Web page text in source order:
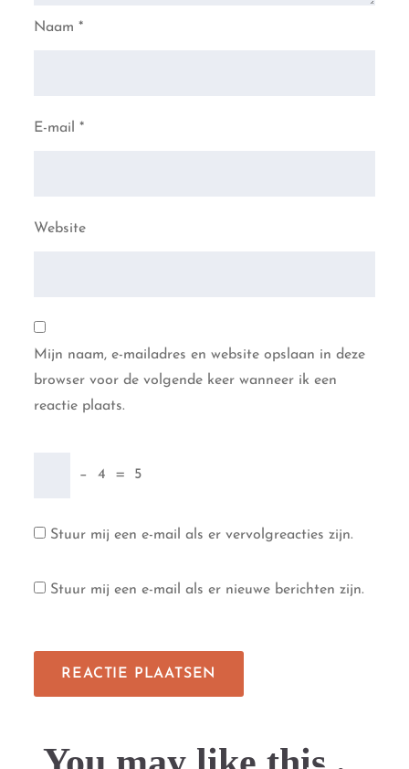
Naam*
E-mail*
Website
Mijn naam, e-mailadres en website opslaan in deze
browser voor de volgende keer wanneer ik een
reactie plaats.
− 4 = 5
Stuur mij een e-mail als er vervolgreacties zijn.
Stuur mij een e-mail als er nieuwe berichten zijn.